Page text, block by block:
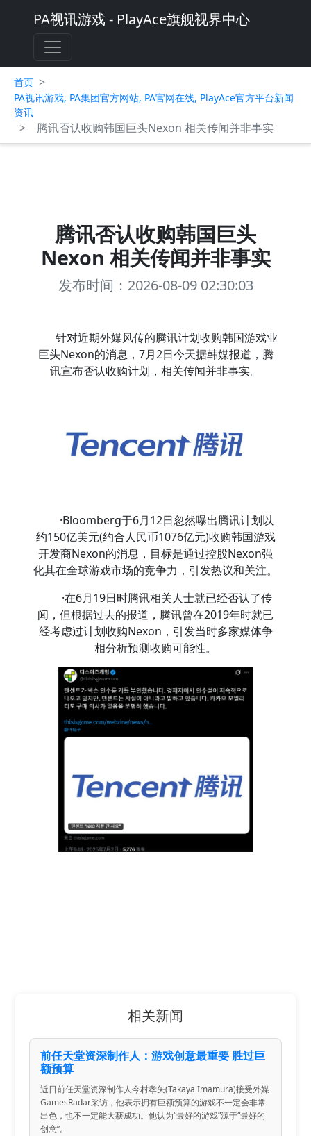
PA视讯游戏 - PlayAce旗舰视界中心
首页 >
PA视讯游戏, PA集团官方网站, PA官网在线, PlayAce官方平台新闻
资讯
> 腾讯否认收购韩国巨头Nexon 相关传闻并非事实
腾讯否认收购韩国巨头
Nexon 相关传闻并非事实
发布时间：2026-08-09 02:30:03
针对近期外媒风传的腾讯计划收购韩国游戏业
巨头Nexon的消息，7月2日今天据韩媒报道，腾
讯宣布否认收购计划，相关传闻并非事实。
·Bloomberg于6月12日忽然曝出腾讯计划以
约150亿美元(约合人民币1076亿元)收购韩国游戏
开发商Nexon的消息，目标是通过控股Nexon强
化其在全球游戏市场的竞争力，引发热议和关注。
·在6月19日时腾讯相关人士就已经否认了传
闻，但根据过去的报道，腾讯曾在2019年时就已
经考虑过计划收购Nexon，引发当时多家媒体争
相分析预测收购可能性。
相关新闻
前任天堂资深制作人：游戏创意最重要 胜过巨
额预算
近日前任天堂资深制作人今村孝矢(Takaya Imamura)接受外媒
GamesRadar采访，他表示拥有巨额预算的游戏不一定会非常
出色，也不一定能大获成功。他认为“最好的游戏”源于“最好的
创意”。